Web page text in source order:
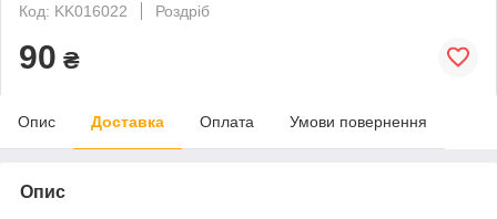
Код: KK016022
Роздріб
90 ₴
Опис Доставка Оплата Умови повернення
Опис